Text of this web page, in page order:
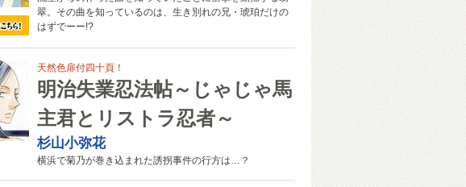
翠。その曲を知っているのは、生き別れの兄・琥珀だけの
はずでーー!?
天然色扉付四十頁！
明治失業忍法帖～じゃじゃ馬
主君とリストラ忍者～
杉山小弥花
横浜で菊乃が巻き込まれた誘拐事件の行方は…？